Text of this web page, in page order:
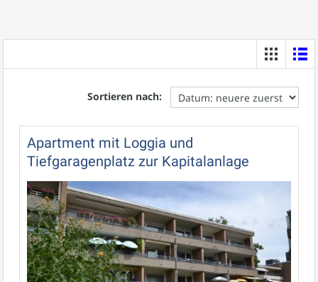
Sortieren nach:
Apartment mit Loggia und
Tiefgaragenplatz zur Kapitalanlage